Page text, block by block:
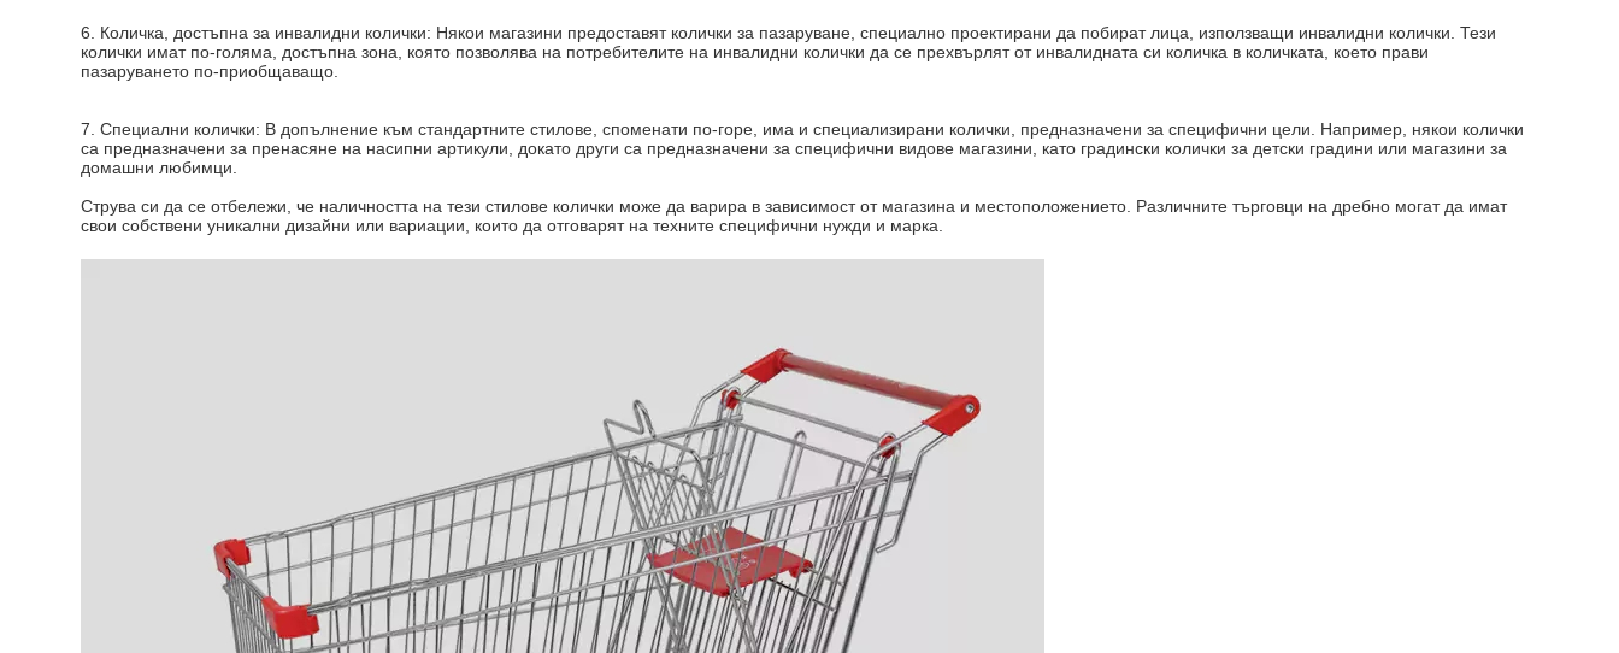
6. Количка, достъпна за инвалидни колички: Някои магазини предоставят колички за пазаруване, специално проектирани да побират лица, използващи инвалидни колички. Тези
колички имат по-голяма, достъпна зона, която позволява на потребителите на инвалидни колички да се прехвърлят от инвалидната си количка в количката, което прави
пазаруването по-приобщаващо.
7. Специални колички: В допълнение към стандартните стилове, споменати по-горе, има и специализирани колички, предназначени за специфични цели. Например, някои колички
са предназначени за пренасяне на насипни артикули, докато други са предназначени за специфични видове магазини, като градински колички за детски градини или магазини за
домашни любимци.
Струва си да се отбележи, че наличността на тези стилове колички може да варира в зависимост от магазина и местоположението. Различните търговци на дребно могат да имат
свои собствени уникални дизайни или вариации, които да отговарят на техните специфични нужди и марка.